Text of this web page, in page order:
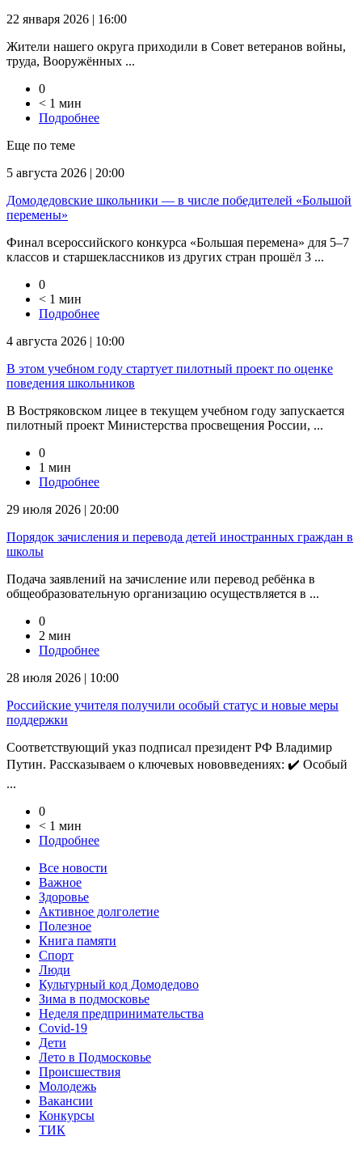
22 января 2026 | 16:00
Жители нашего округа приходили в Совет ветеранов войны,
труда, Вооружённых ...
0
< 1 мин
Подробнее
Еще по теме
5 августа 2026 | 20:00
Домодедовские школьники — в числе победителей «Большой
перемены»
Финал всероссийского конкурса «Большая перемена» для 5–7
классов и старшеклассников из других стран прошёл 3 ...
0
< 1 мин
Подробнее
4 августа 2026 | 10:00
В этом учебном году стартует пилотный проект по оценке
поведения школьников
В Востряковском лицее в текущем учебном году запускается
пилотный проект Министерства просвещения России, ...
0
1 мин
Подробнее
29 июля 2026 | 20:00
Порядок зачисления и перевода детей иностранных граждан в
школы
Подача заявлений на зачисление или перевод ребёнка в
общеобразовательную организацию осуществляется в ...
0
2 мин
Подробнее
28 июля 2026 | 10:00
Российские учителя получили особый статус и новые меры
поддержки
Соответствующий указ подписал президент РФ Владимир
Путин. Рассказываем о ключевых нововведениях: ✔️ Особый
...
0
< 1 мин
Подробнее
Все новости
Важное
Здоровье
Активное долголетие
Полезное
Книга памяти
Спорт
Люди
Культурный код Домодедово
Зима в подмосковье
Неделя предпринимательства
Covid-19
Дети
Лето в Подмосковье
Происшествия
Молодежь
Вакансии
Конкурсы
ТИК